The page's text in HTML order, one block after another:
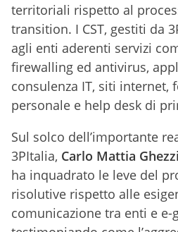
territoriali rispetto al
transition. I CST, gestiti da
agli enti aderenti servizi
firewalling ed antivirus,
consulenza IT, siti internet,
personale e help desk di
Sul solco dell’importante
3PItalia, Carlo Mattia Ghezzi
ha inquadrato le leve del
risolutive rispetto alle
comunicazione tra enti e e-